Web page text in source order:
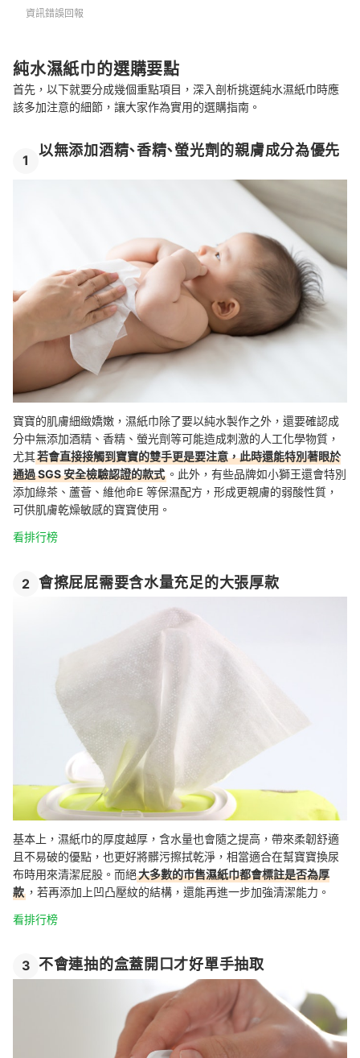
資訊錯誤回報
純水濕紙巾的選購要點
首先，以下就要分成幾個重點項目，深入剖析挑選純水濕紙巾時應
該多加注意的細節，讓大家作為實用的選購指南。
1
以無添加酒精、香精、螢光劑的親膚成分為優先
寶寶的肌膚細緻嬌嫩，濕紙巾除了要以純水製作之外，還要確認成
分中無添加酒精、香精、螢光劑等可能造成刺激的人工化學物質，
尤其若會直接接觸到寶寶的雙手更是要注意，此時還能特別著眼於
通過 SGS 安全檢驗認證的款式 。此外，有些品牌如小獅王還會特別
添加綠茶、蘆薈、維他命E 等保濕配方，形成更親膚的弱酸性質，
可供肌膚乾燥敏感的寶寶使用。
看排行榜
2 會擦屁屁需要含水量充足的大張厚款
基本上，濕紙巾的厚度越厚，含水量也會隨之提高，帶來柔韌舒適
且不易破的優點，也更好將髒污擦拭乾淨，相當適合在幫寶寶換尿
布時用來清潔屁股。而絕大多數的市售濕紙巾都會標註是否為厚
款 ，若再添加上凹凸壓紋的結構，還能再進一步加強清潔能力。
看排行榜
3 不會連抽的盒蓋開口才好單手抽取